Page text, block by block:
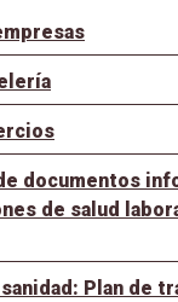
documentos
de salud
Plan de